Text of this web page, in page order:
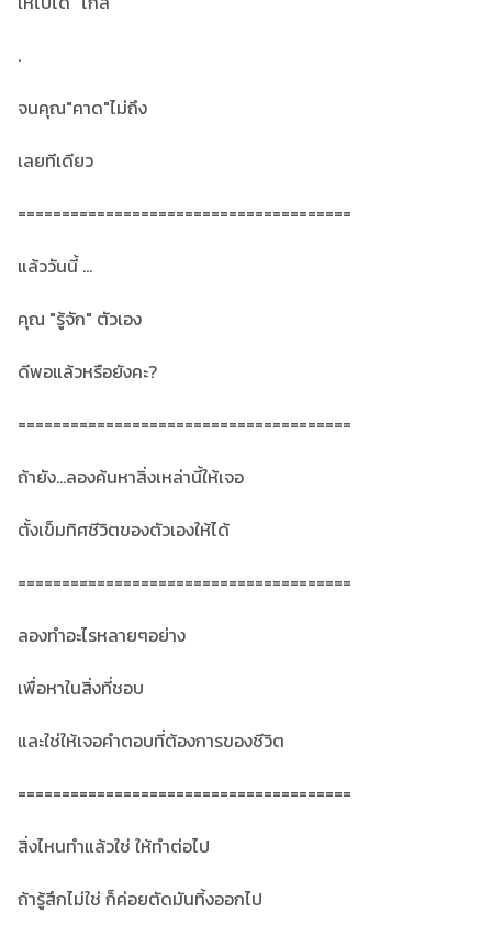
.
จนคุณ"คาด"ไม่ถึง
เลยทีเดียว
======================================
แล้ววันนี้ ...
คุณ "รู้จัก" ตัวเอง
ดีพอแล้วหรือยังคะ?
======================================
ถ้ายัง…ลองค้นหาสิ่งเหล่านี้ให้เจอ
ตั้งเข็มทิศชีวิตของตัวเองให้ได้
======================================
ลองทำอะไรหลายๆอย่าง
เพื่อหาในสิ่งที่ชอบ
และใช่ให้เจอคำตอบที่ต้องการของชีวิต
======================================
สิ่งไหนทำแล้วใช่ ให้ทำต่อไป
ถ้ารู้สึกไม่ใช่ ก็ค่อยตัดมันทิ้งออกไป